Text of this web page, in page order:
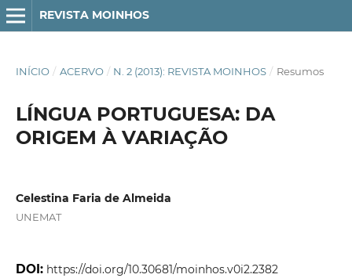
REVISTA MOINHOS
INÍCIO / ACERVO / N. 2 (2013): REVISTA MOINHOS / Resumos
LÍNGUA PORTUGUESA: DA
ORIGEM À VARIAÇÃO
Celestina Faria de Almeida
UNEMAT
DOI: https://doi.org/10.30681/moinhos.v0i2.2382